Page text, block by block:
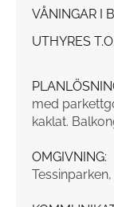
VÅNINGAR I
UTHYRES
med
kaklat.
OMGIVNING: